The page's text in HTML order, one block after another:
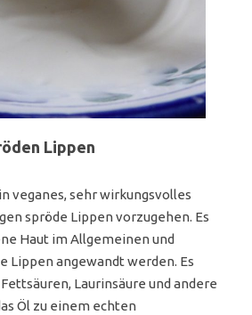
Lippen
veganes, sehr wirkungsvolles
spröde Lippen vorzugehen. Es
Haut im Allgemeinen und
Lippen angewandt werden. Es
Laurinsäure und andere
Öl zu einem echten